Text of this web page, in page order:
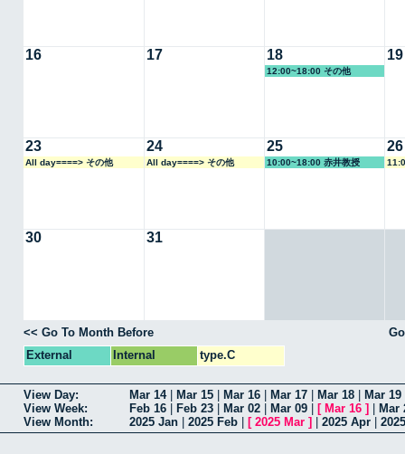
16 17 18
12:00~18:00 その他
19
23
All day====> その他
24
All day====> その他
25
10:00~18:00 赤井教授
26
30 31
<< Go To Month Before
External
Internal type.C
View Day: Mar 14| Mar 15 Mar 16 Mar 17 Mar 18 Mar 19
View Week:
Feb 16 Feb 23 Mar 02 Mar 09 [ Mar 16 ]
Mar
View Month:
2025 Jan 2025 Feb [ 2025 Mar ] 2025 Apr